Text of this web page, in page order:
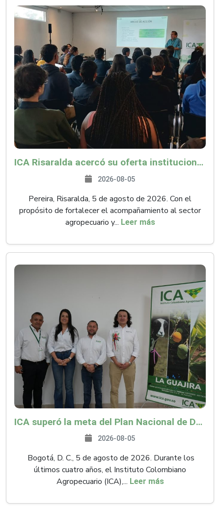
ICA Risaralda acercó su oferta institucional a productores y emprendedores en Expocamello
2026-08-05
Pereira, Risaralda, 5 de agosto de 2026. Con el
propósito de fortalecer el acompañamiento al sector
agropecuario y... Leer más
ICA superó la meta del Plan Nacional de Desarrollo y abrió 61 mercados internacionales
2026-08-05
Bogotá, D. C., 5 de agosto de 2026. Durante los
últimos cuatro años, el Instituto Colombiano
Agropecuario (ICA),... Leer más